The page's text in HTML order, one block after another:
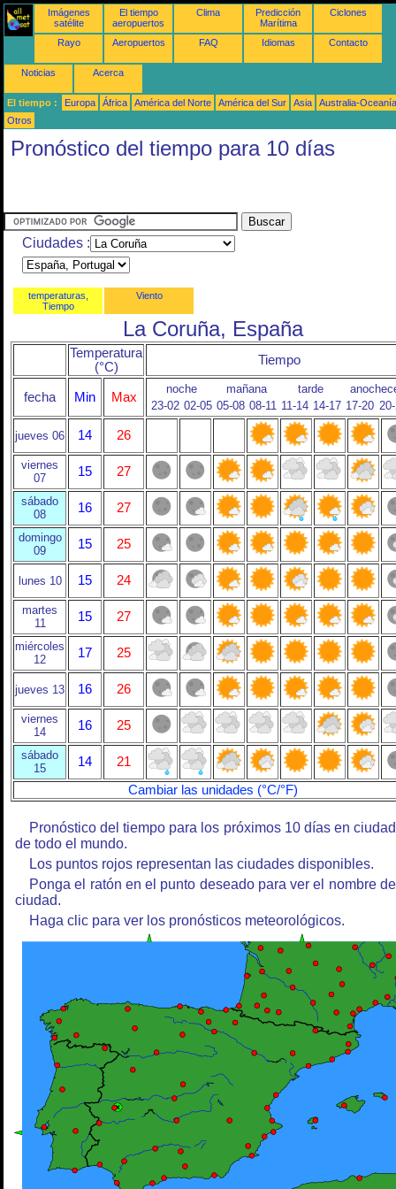
Imágenes
satélite
El tiempo
aeropuertos
Clima
Predicción
Marítima
Ciclones
Rayo Aeropuertos FAQ Idiomas Contacto
Noticias Acerca
El tiempo : Europa África América del Norte América del Sur Asia
Australia-Oceanía
Otros
Pronóstico del tiempo para 10 días
Ciudades :
temperaturas,
Tiempo
Viento
La Coruña, España
Temperatura
(°C)
Tiempo
fecha Min Max
noche mañana tarde
23-02 02-05 05-08 08-11 11-14 14-17 17-20
jueves 06 14 26
viernes
07
15 27
sábado
08
16 27
domingo
09
15 25
lunes 10 15 24
martes
11
15 27
miércoles
12
17 25
jueves 13 16 26
viernes
14
16 25
sábado
15
14
21
Cambiar las unidades (°C/°F)
Pronóstico del tiempo para los próximos 10 días en
de todo el mundo.
Los puntos rojos representan las ciudades disponibles.
Ponga el ratón en el punto deseado para ver el nombre
ciudad.
Haga clic para ver los pronósticos meteorológicos.